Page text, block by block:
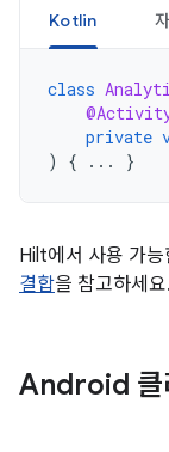
Kotlin
class
private
)
{ ... }
Hilt에서 사용 가
결합을 참고하세요.
Android 클